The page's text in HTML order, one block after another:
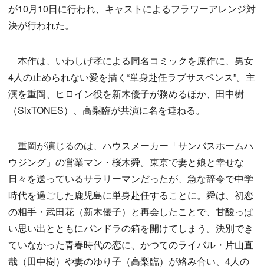
が10月10日に行われ、キャストによるフラワーアレンジ対
決が行われた。
本作は、いわしげ孝による同名コミックを原作に、男女
4人の止められない愛を描く“単身赴任ラブサスペンス”。主
演を重岡、ヒロイン役を新木優子が務めるほか、田中樹
（SixTONES）、高梨臨が共演に名を連ねる。
重岡が演じるのは、ハウスメーカー「サンバスホームハ
ウジング」の営業マン・桜木舜。東京で妻と娘と幸せな
日々を送っているサラリーマンだったが、急な辞令で中学
時代を過ごした鹿児島に単身赴任することに。舜は、初恋
の相手・武田花（新木優子）と再会したことで、甘酸っぱ
い思い出とともにパンドラの箱を開けてしまう。決別でき
ていなかった青春時代の恋に、かつてのライバル・片山直
哉（田中樹）や妻のゆり子（高梨臨）が絡み合い、4人の